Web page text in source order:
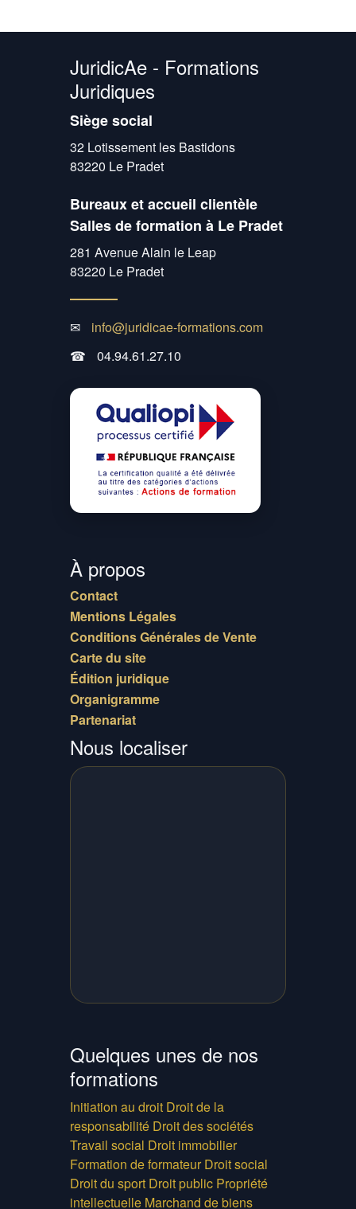
JuridicAe - Formations
Juridiques
Siège social
32 Lotissement les Bastidons
83220 Le Pradet
Bureaux et accueil clientèle
Salles de formation à Le Pradet
281 Avenue Alain le Leap
83220 Le Pradet
✉
info@juridicae-formations.com
☎
04.94.61.27.10
À propos
Contact
Mentions Légales
Conditions Générales de Vente
Carte du site
Édition juridique
Organigramme
Partenariat
Nous localiser
Quelques unes de nos
formations
Initiation au droit Droit de la
responsabilité Droit des sociétés
Travail social Droit immobilier
Formation de formateur Droit social
Droit du sport Droit public Propriété
intellectuelle Marchand de biens